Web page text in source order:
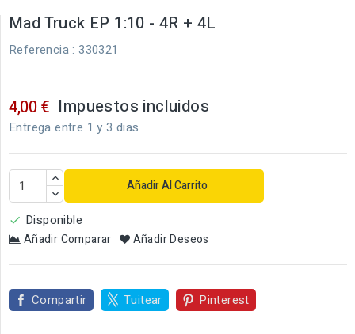
Mad Truck EP 1:10 - 4R + 4L
Referencia : 330321
4,00 € Impuestos incluidos
Entrega entre 1 y 3 dias
Añadir Al Carrito
 Disponible
Añadir Comparar Añadir Deseos
Compartir Tuitear Pinterest